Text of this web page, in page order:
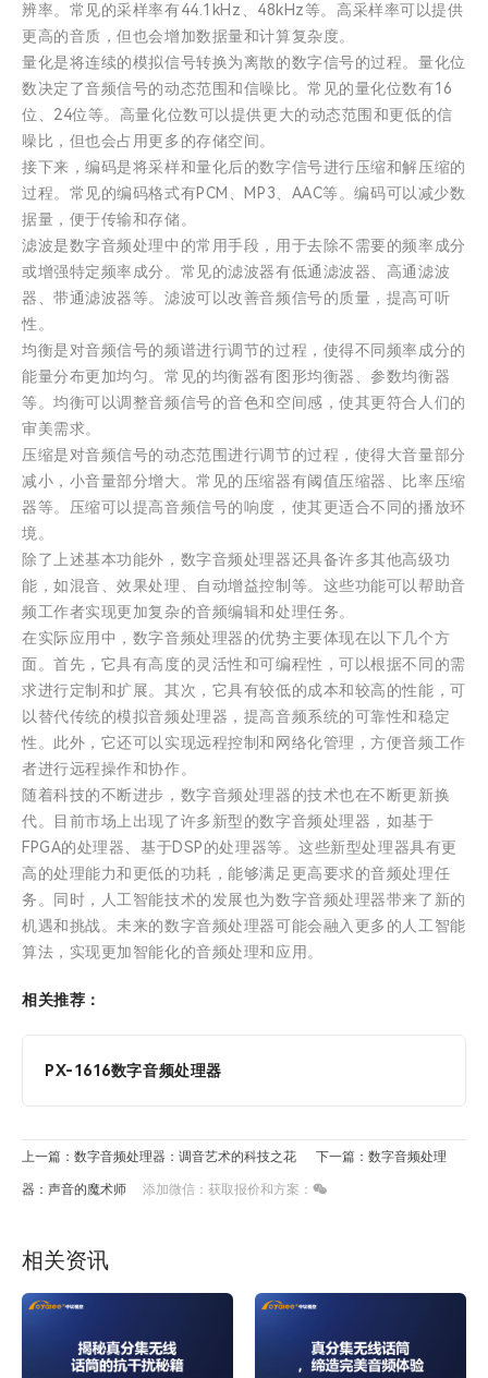
辨率。常见的采样率有44.1kHz、48kHz等。高采样率可以提供
更高的音质，但也会增加数据量和计算复杂度。
量化是将连续的模拟信号转换为离散的数字信号的过程。量化位
数决定了音频信号的动态范围和信噪比。常见的量化位数有16
位、24位等。高量化位数可以提供更大的动态范围和更低的信
噪比，但也会占用更多的存储空间。
接下来，编码是将采样和量化后的数字信号进行压缩和解压缩的
过程。常见的编码格式有PCM、MP3、AAC等。编码可以减少数
据量，便于传输和存储。
滤波是数字音频处理中的常用手段，用于去除不需要的频率成分
或增强特定频率成分。常见的滤波器有低通滤波器、高通滤波
器、带通滤波器等。滤波可以改善音频信号的质量，提高可听
性。
均衡是对音频信号的频谱进行调节的过程，使得不同频率成分的
能量分布更加均匀。常见的均衡器有图形均衡器、参数均衡器
等。均衡可以调整音频信号的音色和空间感，使其更符合人们的
审美需求。
压缩是对音频信号的动态范围进行调节的过程，使得大音量部分
减小，小音量部分增大。常见的压缩器有阈值压缩器、比率压缩
器等。压缩可以提高音频信号的响度，使其更适合不同的播放环
境。
除了上述基本功能外，数字音频处理器还具备许多其他高级功
能，如混音、效果处理、自动增益控制等。这些功能可以帮助音
频工作者实现更加复杂的音频编辑和处理任务。
在实际应用中，数字音频处理器的优势主要体现在以下几个方
面。首先，它具有高度的灵活性和可编程性，可以根据不同的需
求进行定制和扩展。其次，它具有较低的成本和较高的性能，可
以替代传统的模拟音频处理器，提高音频系统的可靠性和稳定
性。此外，它还可以实现远程控制和网络化管理，方便音频工作
者进行远程操作和协作。
随着科技的不断进步，数字音频处理器的技术也在不断更新换
代。目前市场上出现了许多新型的数字音频处理器，如基于
FPGA的处理器、基于DSP的处理器等。这些新型处理器具有更
高的处理能力和更低的功耗，能够满足更高要求的音频处理任
务。同时，人工智能技术的发展也为数字音频处理器带来了新的
机遇和挑战。未来的数字音频处理器可能会融入更多的人工智能
算法，实现更加智能化的音频处理和应用。
相关推荐：
PX-1616数字音频处理器
上一篇：数字音频处理器：调音艺术的科技之花 下一篇：数字音频处理
器：声音的魔术师 添加微信：获取报价和方案：
相关资讯